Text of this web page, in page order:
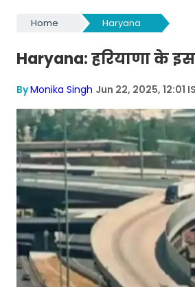
Home Haryana
Haryana: हरियाणा के
ByMonika Singh Jun 22, 2025, 12:01